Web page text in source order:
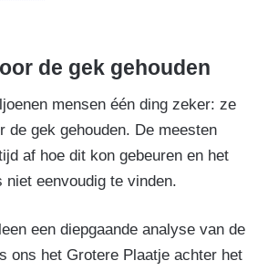
de gek gehouden
mensen één ding zeker: ze
de gek gehouden. De meesten
af hoe dit kon gebeuren en het
niet eenvoudig te vinden.
een diepgaande analyse van de
ons het Grotere Plaatje achter het